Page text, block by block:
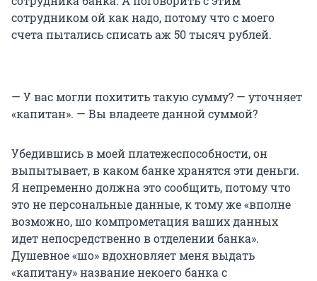
сотрудником ой как надо, потому что с моего
счета пытались списать аж 50 тысяч рублей.
— У вас могли похитить такую сумму? — уточняет
«капитан». — Вы владеете данной суммой?
Убедившись в моей платежеспособности, он
выпытывает, в каком банке хранятся эти деньги.
Я непременно должна это сообщить, потому что
это не персональные данные, к тому же «вполне
возможно, шо компрометация ваших данных
идет непосредственно в отделении банка».
Душевное «шо» вдохновляет меня выдать
«капитану» название некоего банка с